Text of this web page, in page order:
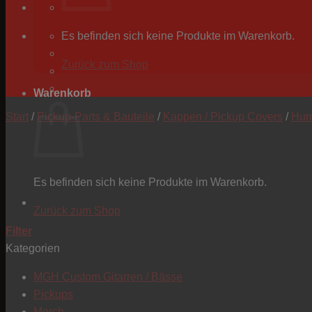
Es befinden sich keine Produkte im Warenkorb.
Zurück zum Shop
Warenkorb
Es befinden sich keine Produkte im Warenkorb.
Zurück zum Shop
Start / Pickup-Parts & Bauteile / Kappen / Pickup Covers /
Filter
Kategorien
MGH Custom Gitarren / Bässe
Pickups